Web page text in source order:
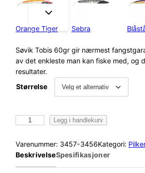
Orange Tiger Sebra
Søvik Tobis 60gr gir nærmest
av det enkleste man kan fiske med, og
resultater.
Størrelse
v
i
Legg i handlekurv
Varenummer: 3457-3456Kategori:
BeskrivelseSpesifikasjoner